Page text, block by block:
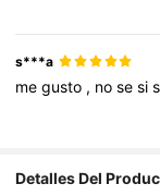
s***a
megusto , nosesi
Detalles Del